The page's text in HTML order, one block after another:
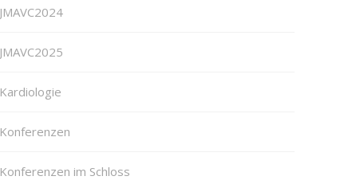
JMAVC2024
JMAVC2025
Kardiologie
Konferenzen
Konferenzen im Schloss